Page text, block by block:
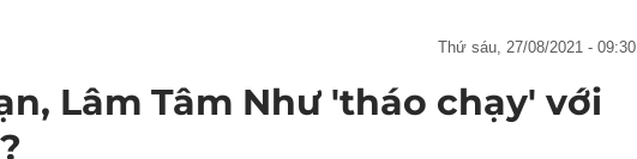
thứ sáu, 27/08/2021 - 09:30
Lâm Tâm Như 'tháo chạy' với